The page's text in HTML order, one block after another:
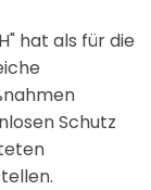
hat als für die
Schutz